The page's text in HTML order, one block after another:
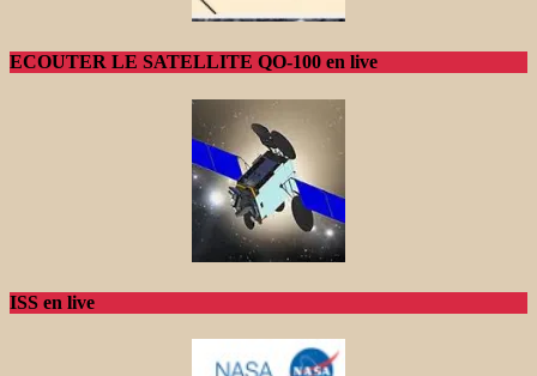
ECOUTER LE SATELLITE QO-100 en live
ISS en live